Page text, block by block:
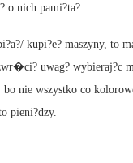
o nich pami?ta?.
kupi?e? maszyny, to
uwag? wybieraj?c
bo nie wszystko co
pieni?dzy.